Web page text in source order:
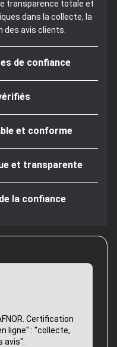
transparence totale et
dans la collecte, la
des avis clients.
de confiance
et conforme
et transparente
la confiance
Certification
ligne" : "collecte,